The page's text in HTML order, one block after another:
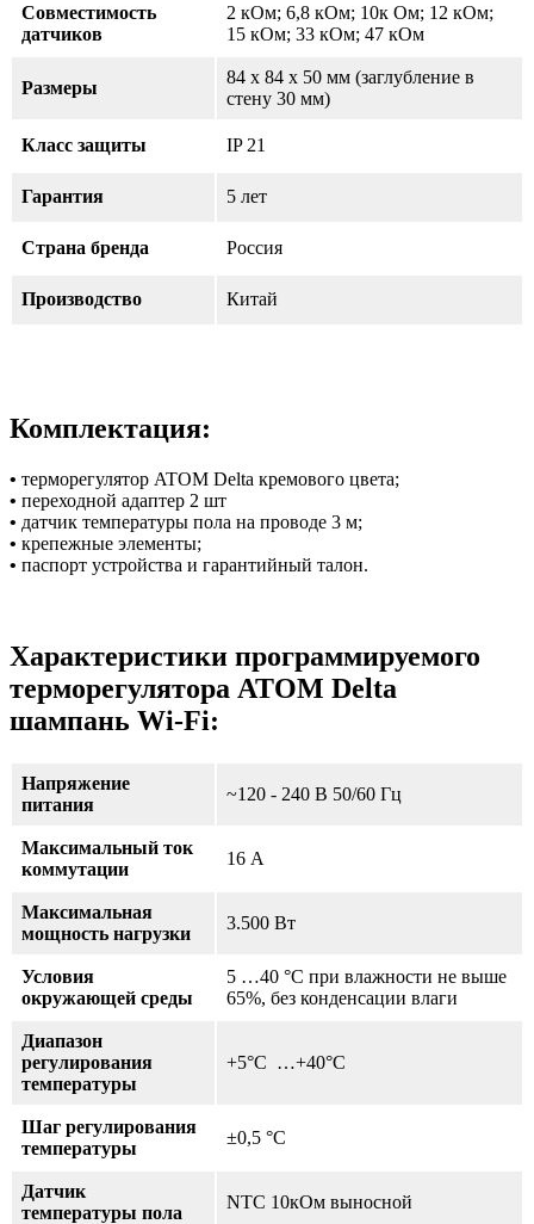
Совместимость
датчиков
2 кОм; 6,8 кОм; 10к Ом; 12 кОм;
15 кОм; 33 кОм; 47 кОм
Размеры
84 х 84 х 50 мм (заглубление в
стену 30 мм)
Класс защиты IP 21
Гарантия 5 лет
Страна бренда Россия
Производство Китай
Комплектация:
• терморегулятор ATOM Delta кремового цвета;
• переходной адаптер 2 шт
• датчик температуры пола на проводе 3 м;
• крепежные элементы;
• паспорт устройства и гарантийный талон.
Характеристики программируемого
терморегулятора ATOM Delta
шампань Wi-Fi:
Напряжение
питания
~120 - 240 В 50/60 Гц
Максимальный ток
коммутации
16 А
Максимальная
мощность нагрузки
3.500 Вт
Условия
окружающей среды
5 …40 °С при влажности не выше
65%, без конденсации влаги
Диапазон
регулирования
температуры
+5°С …+40°С
Шаг регулирования
температуры
±0,5 °С
Датчик
температуры пола
NTC 10кОм выносной